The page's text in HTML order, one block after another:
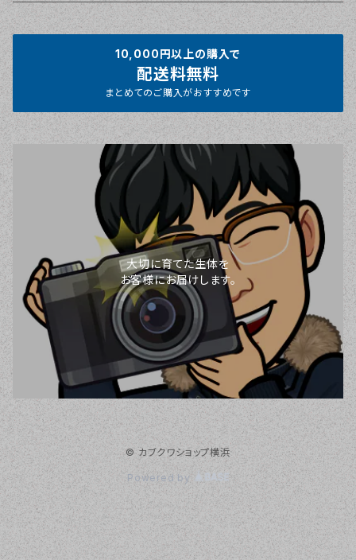
10,000円以上の購入で
配送料無料
まとめてのご購入がおすすめです
大切に育てた生体を
お客様にお届けします。
© カブクワショップ横浜
Powered by